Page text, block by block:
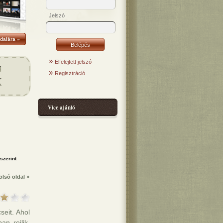
»
oldal »
Ahol
Jelszó
» Elfelejtett jelszó
» Regisztráció
Vicc ajánló